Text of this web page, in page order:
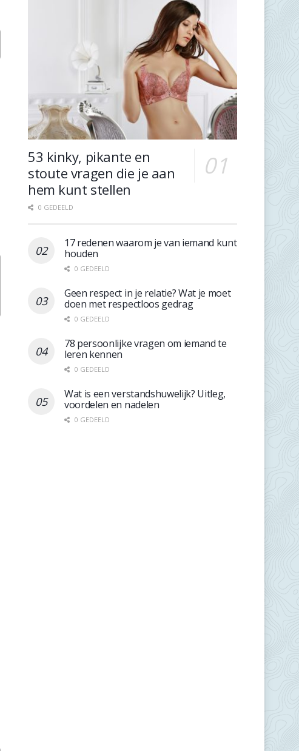
53 kinky, pikante en
stoute vragen die je aan
hem kunt stellen
0 GEDEELD
17 redenen waarom je van iemand kunt
houden
0 GEDEELD
Geen respect in je relatie? Wat je moet
doen met respectloos gedrag
0 GEDEELD
78 persoonlijke vragen om iemand te
leren kennen
0 GEDEELD
Wat is een verstandshuwelijk? Uitleg,
voordelen en nadelen
0 GEDEELD